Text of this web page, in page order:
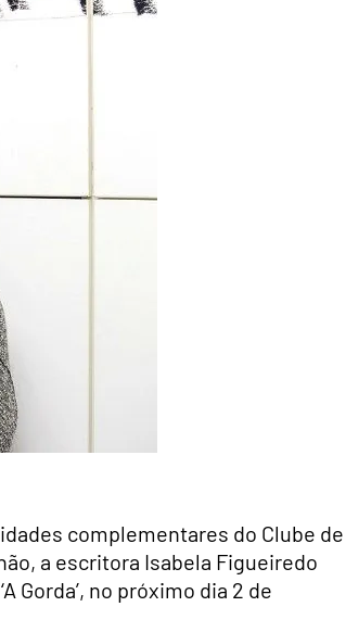
complementares do Clube de
a escritora Isabela Figueiredo
Gorda’, no próximo dia 2 de